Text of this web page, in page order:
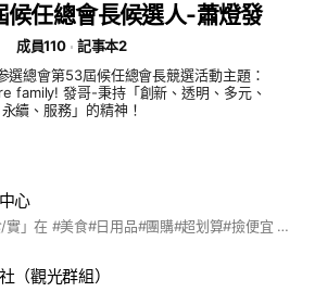
任總會長候選人-蕭燈發
成員110
記事本2
永續、服務」的精神！
心
物好，美「食/實」在 #美食#日用品#團購#超划算#撿便宜 選購商品可至記事本 購買商品請私訊官方帳號： @rir8005v
（觀光群組）